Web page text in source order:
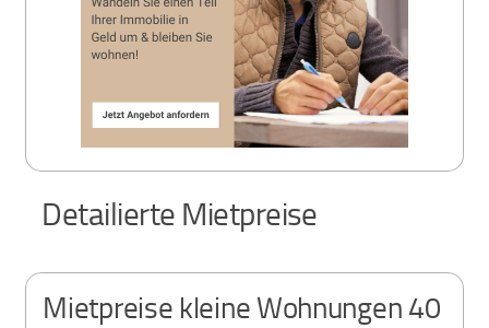
Detailierte Mietpreise
Mietpreise kleine Wohnungen 40